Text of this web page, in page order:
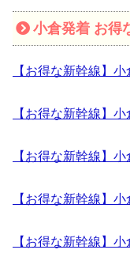
小倉発着 お得
【お得な新幹線】
【お得な新幹線】
【お得な新幹線】
【お得な新幹線】
【お得な新幹線】